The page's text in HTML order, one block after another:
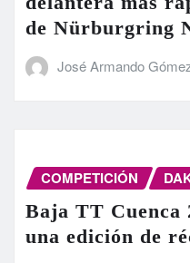
de Nürburgring
José Armando
COMPETICIÓN
Baja TT Cuenca
una edición de